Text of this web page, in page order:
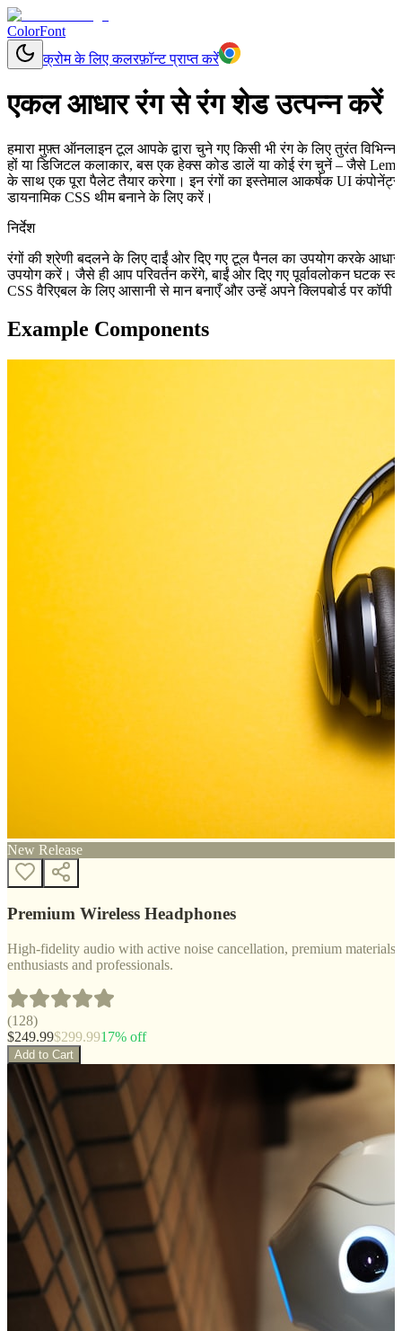
ColorFont
क्रोम के लिए कलरफ़ॉन्ट प्राप्त करें
एकल आधार रंग से रंग शेड उत्पन्न करें
हमारा मुफ़्त ऑनलाइन टूल आपके द्वारा चुने गए किसी भी रंग के लिए तुरंत
हों या डिजिटल कलाकार, बस एक हेक्स कोड डालें या कोई रंग चुनें – जैसे
के साथ एक पूरा पैलेट तैयार करेगा। इन रंगों का इस्तेमाल आकर्षक UI
डायनामिक CSS थीम बनाने के लिए करें।
निर्देश
रंगों की श्रेणी बदलने के लिए दाईं ओर दिए गए टूल पैनल का उपयोग करके
उपयोग करें। जैसे ही आप परिवर्तन करेंगे, बाईं ओर दिए गए पूर्वावलोकन घटक
CSS वैरिएबल के लिए आसानी से मान बनाएँ और उन्हें अपने क्लिपबोर्ड पर कॉपी
Example Components
New Release
Premium Wireless Headphones
High-fidelity audio with active noise cancellation, premium
enthusiasts and professionals.
(128)
$249.99$299.9917% off
Add to Cart